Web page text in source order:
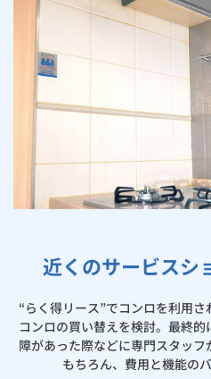
GAS得プラン
一般料金
「大阪ガスの都市ガス」
電気トップ
「大阪ガスの電気」が選
電気料金メニュー
お手続きから使用開始ま
太陽光発電余剰電力買取
まとめプ
ガスと電気の使
ガスと電気の
料金プラン
工事・開通までの流れ
通信速度測定
まとめプ
インターネッ
ガスコンロ
ガス炊飯器
レンジフード
食器洗い乾燥機
バス・洗面
ガス給湯器
リビング・空調
ガス温水床暖房「ヌッ
取替用ガスコンセント
ガスコード
エネファーム
太陽光発電
蓄電池
警報器・消火器
ぴこぴこ・スマぴこ・
消火器
修理
故障診断
エラーコード診断
お近くのガスのお店
定額サービス
らく得リース
ほっ得定額
機器・修理
くらしのサービストップ
リフォーム・リノベーション
リフォーム・リノベーショ
住ミカタ・リフォーム
住ミカタ・サービス
みるぴこ
FitDish
めちゃとクーポン
プリゼロ
お手続き・サポート
お問い合わせ
お引越し
ショールーム
総合TOP 業務用・産業用のお客
大阪ガスサービスチェーンだから
住ミカタ・リフォームが選ばれる理
大阪ガスのリフォーム事例集
キッチンリフォーム
玄関まわりリフォーム
床下（シロアリ対策）
近くのサービスシ
“らく得リース”でコンロを利用さ
コンロの買い替えを検討。最終
障があった際などに専門スタッ
もちろん、費用と機能の